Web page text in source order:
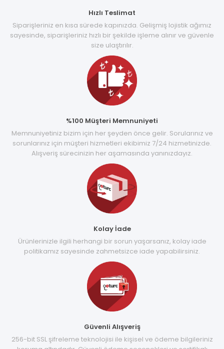
Hızlı Teslimat
Siparişleriniz en kısa sürede kapınızda. Gelişmiş lojistik ağımız
sayesinde, siparişleriniz hızlı bir şekilde işleme alınır ve güvenle
size ulaştırılır.
%100 Müşteri Memnuniyeti
Memnuniyetiniz bizim için her şeyden önce gelir. Sorularınız ve
sorunlarınız için müşteri hizmetleri ekibimiz 7/24 hizmetinizde.
Alışveriş sürecinizin her aşamasında yanınızdayız.
Kolay İade
Ürünlerinizle ilgili herhangi bir sorun yaşarsanız, kolay iade
politikamız sayesinde zahmetsizce iade yapabilirsiniz.
Güvenli Alışveriş
256-bit SSL şifreleme teknolojisi ile kişisel ve ödeme bilgileriniz